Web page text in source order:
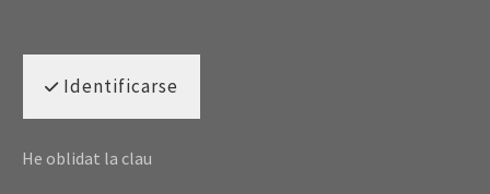
Identificarse
He oblidat la clau